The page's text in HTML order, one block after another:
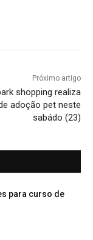
Próximo artigo
shopping realiza
adoção pet neste
sabádo (23)
para curso de